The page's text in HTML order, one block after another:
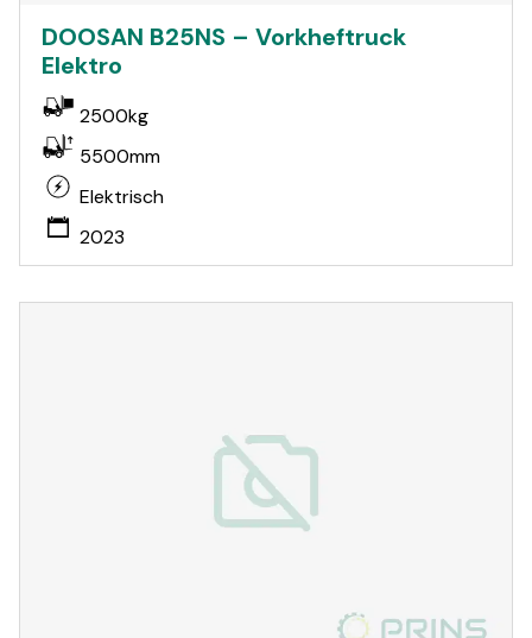
DOOSAN B25NS – Vorkheftruck
Elektro
2500kg
5500mm
Elektrisch
2023